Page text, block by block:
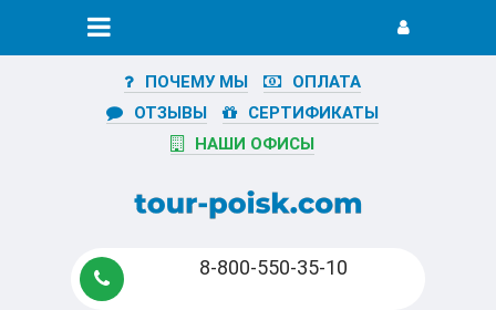
ПОЧЕМУ МЫ
ОПЛАТА
ОТЗЫВЫ
СЕРТИФИКАТЫ
НАШИ ОФИСЫ
8-800-550-35-10